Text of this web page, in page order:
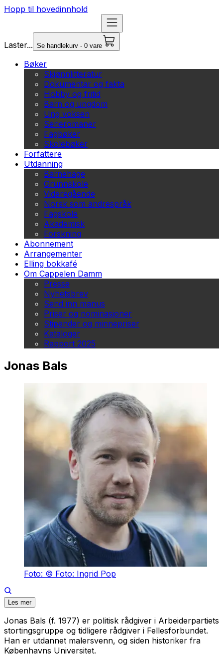
Hopp til hovedinnhold
Laster... Se handlekurv - 0 vare
Bøker
Skjønnlitteratur
Dokumentar og fakta
Hobby og fritid
Barn og ungdom
Ung voksen
Serieromaner
Fagbøker
Skolebøker
Forfattere
Utdanning
Barnehage
Grunnskole
Videregående
Norsk som andrespråk
Fagskole
Akademisk
Forskning
Abonnement
Arrangementer
Elling bokkafé
Om Cappelen Damm
Presse
Nyhetsbrev
Send inn manus
Priser og nominasjoner
Stipender og minnepriser
Kataloger
Rapport 2025
Jonas Bals
Foto: © Foto: Ingrid Pop
Les mer
Jonas Bals (f. 1977) er politisk rådgiver i Arbeiderpartiets
stortingsgruppe og tidligere rådgiver i Fellesforbundet.
Han er utdannet malersvenn, og siden historiker fra
Københavns Universitet.